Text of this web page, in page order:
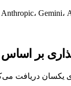
بر اساس